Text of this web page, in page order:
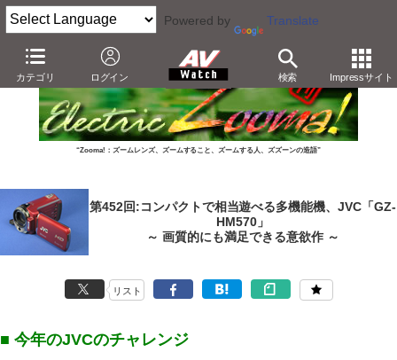
Powered by Translate
カテゴリ ログイン 検索 Impressサイト
“Zooma!：ズームレンズ、ズームすること、ズームする人、ズズーンの造語”
第452回:コンパクトで相当遊べる多機能機、JVC「GZ-
HM570」
～ 画質的にも満足できる意欲作 ～
リスト
■ 今年のJVCのチャレンジ